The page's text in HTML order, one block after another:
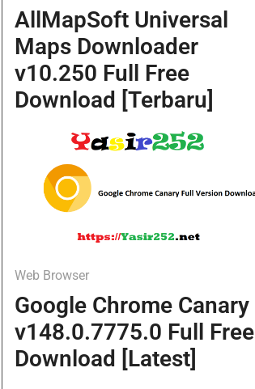
AllMapSoft Universal
Maps Downloader
v10.250 Full Free
Download [Terbaru]
Web Browser
Google Chrome Canary
v148.0.7775.0 Full Free
Download [Latest]